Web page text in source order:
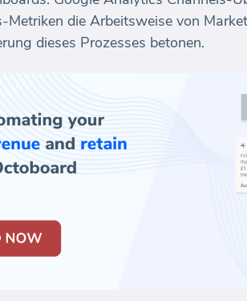
die Arbeitsweise von
dieses Prozesses betonen.